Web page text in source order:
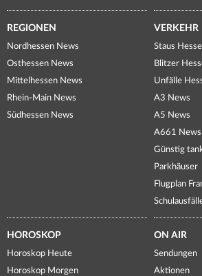
REGIONEN
Nordhessen News
Osthessen News
Mittelhessen News
Rhein-Main News
Südhessen News
VERKEHR
Staus
Blitzer
Unfälle
A3 News
A5 News
A661 News
Günstig
Parkhäuser
Flugplan
HOROSKOP
Horoskop Heute
Horoskop Morgen
ON AIR
Sendungen
Aktionen